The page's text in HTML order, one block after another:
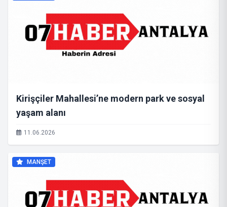
Kirişçiler Mahallesi’ne modern park ve sosyal
yaşam alanı
11.06.2026
MANŞET